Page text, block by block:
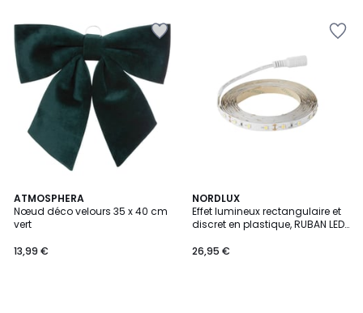
ATMOSPHERA
Nœud déco velours 35 x 40 cm
vert
13,99 €
NORDLUX
Effet lumineux rectangulaire et
discret en plastique, RUBAN LED
26,95 €